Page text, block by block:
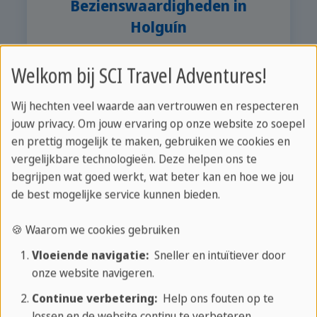
Bezienswaardigheden in
Holguín
Vrije tijd en activiteiten
Welkom bij SCI Travel Adventures!
Wij hechten veel waarde aan vertrouwen en respecteren
jouw privacy. Om jouw ervaring op onze website zo soepel
en prettig mogelijk te maken, gebruiken we cookies en
vergelijkbare technologieën. Deze helpen ons te
begrijpen wat goed werkt, wat beter kan en hoe we jou
de best mogelijke service kunnen bieden.
🍪 Waarom we cookies gebruiken
Vloeiende navigatie:Sneller en intuïtiever door
onze website navigeren.
Continue verbetering:Help ons fouten op te